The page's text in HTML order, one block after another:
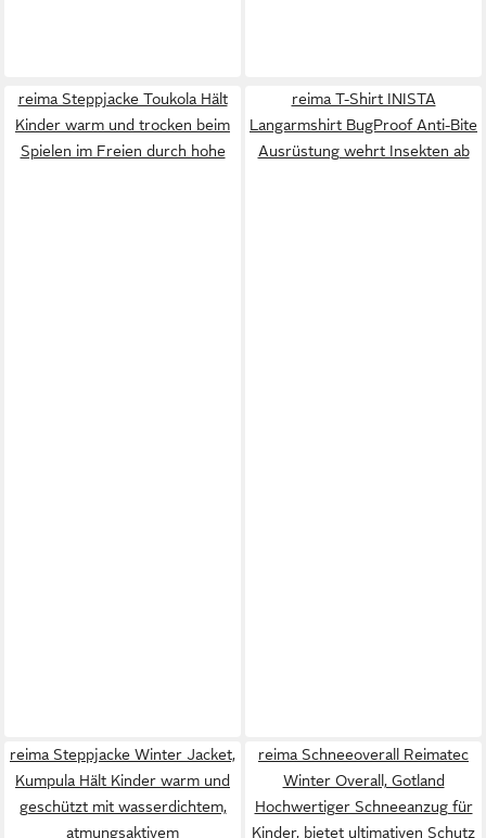
reima Steppjacke Toukola Hält
Kinder warm und trocken beim
Spielen im Freien durch hohe
reima T-Shirt INISTA
Langarmshirt BugProof Anti-Bite
Ausrüstung wehrt Insekten ab
reima Steppjacke Winter Jacket,
Kumpula Hält Kinder warm und
geschützt mit wasserdichtem,
atmungsaktivem
reima Schneeoverall Reimatec
Winter Overall, Gotland
Hochwertiger Schneeanzug für
Kinder, bietet ultimativen Schutz